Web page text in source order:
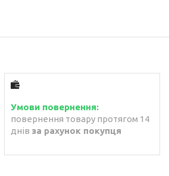
повернення товару протягом 14
днів за рахунок покупця